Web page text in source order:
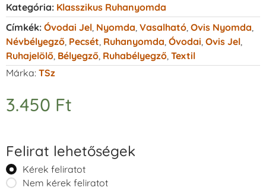
Kategória: Klasszikus Ruhanyomda
Címkék: Óvodai Jel Nyomda Vasalható Ovis Nyomda
Névbélyegző Pecsét Ruhanyomda Óvodai Ovis Jel
Ruhajelölő Bélyegző Ruhabélyegző Textil
Márka: TSz
3.450 Ft
Felirat lehetőségek
Kérek feliratot
Nem kérek feliratot